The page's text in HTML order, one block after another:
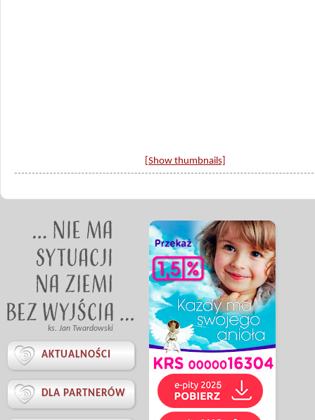
[Show thumbnails]
ks. Jan Twardowski
 AKTUALNOŚCI
 DLA PARTNERÓW